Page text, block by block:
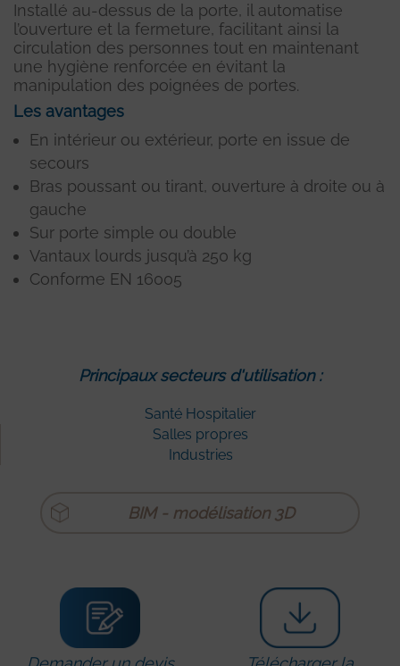
Installé au-dessus de la porte, il automatise
l’ouverture et la fermeture, facilitant ainsi la
circulation des personnes tout en maintenant
une hygiène renforcée en évitant la
manipulation des poignées de portes.
Les avantages
En intérieur ou extérieur, porte en issue de
secours
Bras poussant ou tirant, ouverture à droite ou à
gauche
Sur porte simple ou double
Vantaux lourds jusqu’à 250 kg
Conforme EN 16005
Principaux secteurs d'utilisation :
Santé Hospitalier
Salles propres
Industries
BIM - modélisation 3D